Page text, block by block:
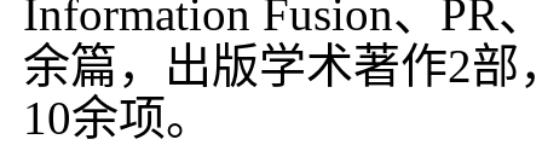
Information Fusion、 PR
余篇，出版学术著作2部
10余项。